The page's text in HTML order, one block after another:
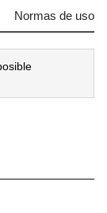
Normas de uso